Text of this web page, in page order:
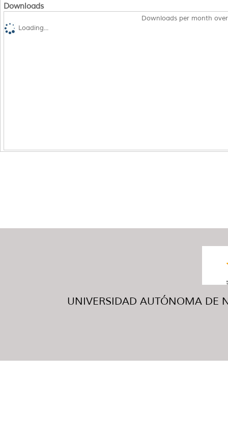
Downloads
Downloads per month
Loading...
UNIVERSIDAD AUTÓNOMA DE